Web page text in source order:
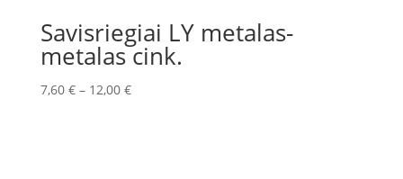
Savisriegiai LY metalas-
metalas cink.
7,60 €– 12,00 €